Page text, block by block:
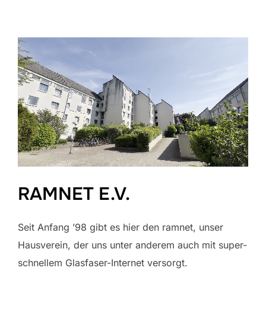
RAMNET E.V.
Seit Anfang ’98 gibt es hier den ramnet, unser
Hausverein, der uns unter anderem auch mit super-
schnellem Glasfaser-Internet versorgt.